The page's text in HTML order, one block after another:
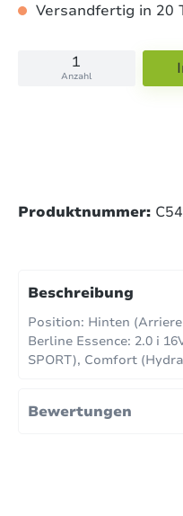
Versandfertig in 20
Anzahl
Produktnummer:
Beschreibung
Position: Hinten
Berline Essence: 2.0 i
SPORT), Comfort
Bewertungen